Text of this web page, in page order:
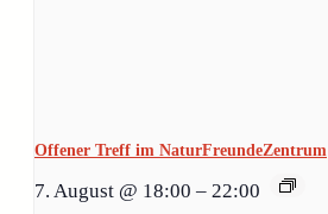
Offener Treff im NaturFreundeZentrum
7. August @ 18:00 – 22:00